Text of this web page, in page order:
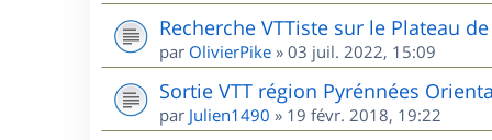
Recherche VTTiste sur le Plateau
par OlivierPike » 03 juil. 2022, 15:09
Sortie VTT région Pyrénnées
par Julien1490 » 19 févr. 2018, 19:22